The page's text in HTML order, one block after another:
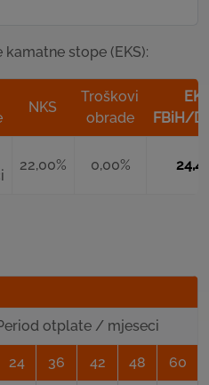
stope (EKS):
NKS
Troškovi
obrade
FBiH/
22,00% 0,00%
otplate / mjeseci
24 36 42 48 60